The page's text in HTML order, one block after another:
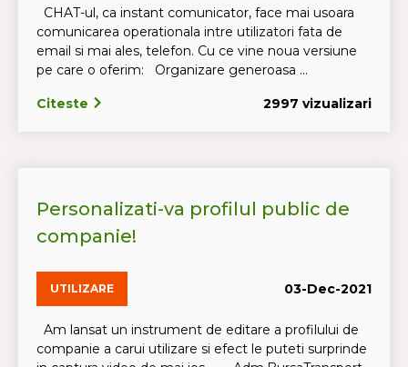
CHAT-ul, ca instant comunicator, face mai usoara
comunicarea operationala intre utilizatori fata de
email si mai ales, telefon. Cu ce vine noua versiune
pe care o oferim: Organizare generoasa ...
Citeste 2997 vizualizari
Personalizati-va profilul public de
companie!
UTILIZARE 03-Dec-2021
Am lansat un instrument de editare a profilului de
companie a carui utilizare si efect le puteti surprinde